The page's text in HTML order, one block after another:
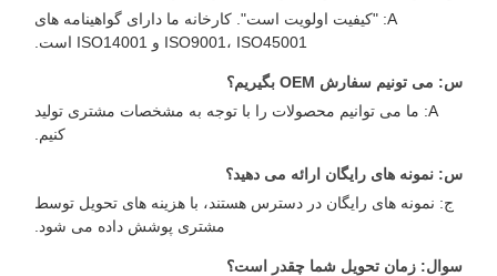
A: "کیفیت اولویت است". کارخانه ما دارای گواهینامه های
ISO9001، ISO45001 و ISO14001 است.
س: می تونیم سفارش OEM بگیریم؟
A: ما می توانیم محصولات را با توجه به مشخصات مشتری تولید
س: نمونه های رایگان ارائه می دهید؟
ج: نمونه های رایگان در دسترس هستند، با هزینه های تحویل توسط
مشتری پوشش داده می شود.
سوال: زمان تحویل شما چقدر است؟